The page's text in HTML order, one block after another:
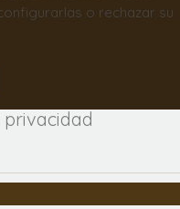
o rechazar su